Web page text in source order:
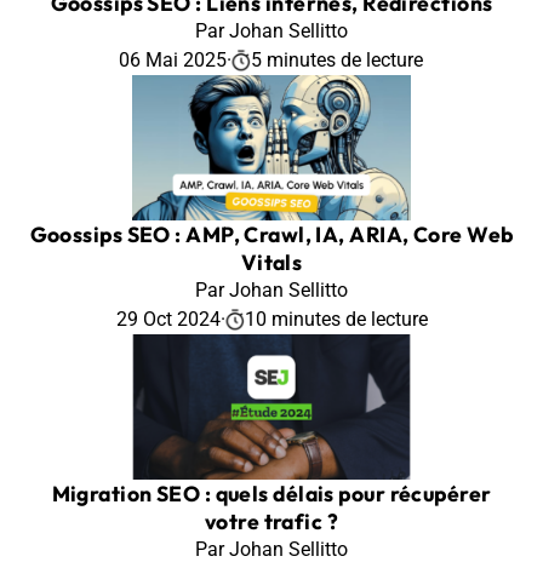
Par Johan Sellitto
06 Mai 2025· 5 minutes de lecture
Goossips SEO : AMP, Crawl, IA, ARIA, Core Web
Vitals
Par Johan Sellitto
29 Oct 2024· 10 minutes de lecture
Migration SEO : quels délais pour récupérer
votre trafic ?
Par Johan Sellitto